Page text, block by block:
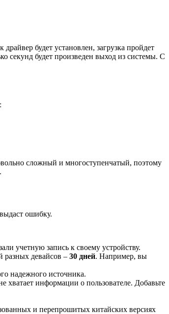
драйвер будет установлен, загрузка пройдет
секунд будет произведен выход из системы. С
сложный и многоступенчатый, поэтому
ошибку.
учетную запись к своему устройству.
разных девайсов – 30 дней. Например, вы
надежного источника.
хватает информации о пользователе. Добавьте
и перепрошитых китайских версиях